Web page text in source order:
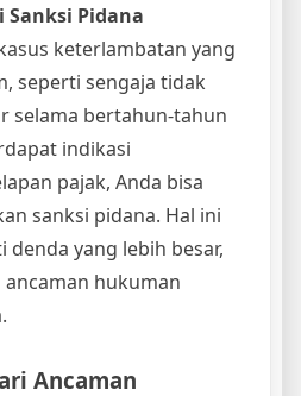
Sanksi Pidana
keterlambatan yang
seperti sengaja tidak
selama bertahun-tahun
indikasi
pajak, Anda bisa
sanksi pidana. Hal ini
denda yang lebih besar,
ancaman hukuman
Ancaman